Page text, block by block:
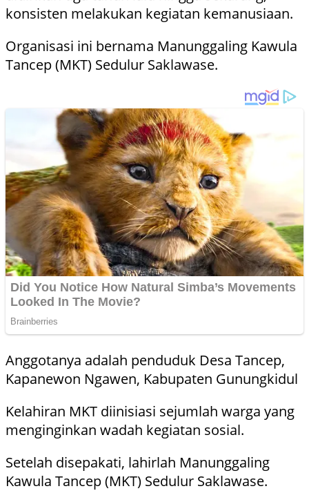
konsisten melakukan kegiatan kemanusiaan.
Organisasi ini bernama Manunggaling Kawula
Tancep (MKT) Sedulur Saklawase.
Anggotanya adalah penduduk Desa Tancep,
Kapanewon Ngawen, Kabupaten Gunungkidul
Kelahiran MKT diinisiasi sejumlah warga yang
menginginkan wadah kegiatan sosial.
Setelah disepakati, lahirlah Manunggaling
Kawula Tancep (MKT) Sedulur Saklawase.